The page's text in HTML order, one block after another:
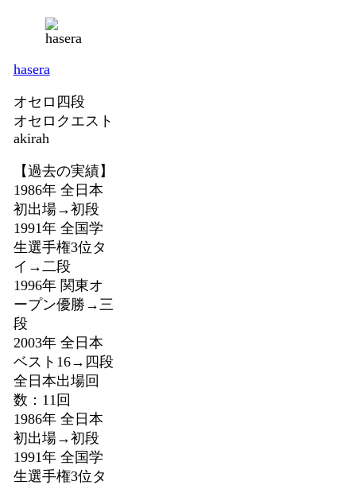
hasera
オセロ四段
オセロクエスト
akirah
【過去の実績】
1986年 全日本
初出場→初段
1991年 全国学
生選手権3位タ
イ→二段
1996年 関東オ
ープン優勝→三
段
2003年 全日本
ベスト16→四段
全日本出場回
数：11回
1986年 全日本
初出場→初段
1991年 全国学
生選手権3位タ